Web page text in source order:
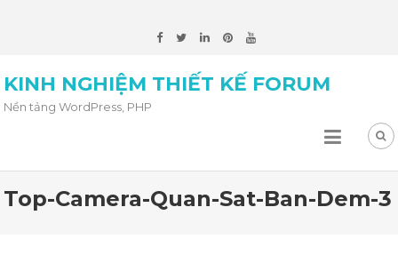
KINH NGHIỆM THIẾT KẾ FORUM
Nền tảng WordPress, PHP
Top-Camera-Quan-Sat-Ban-Dem-3